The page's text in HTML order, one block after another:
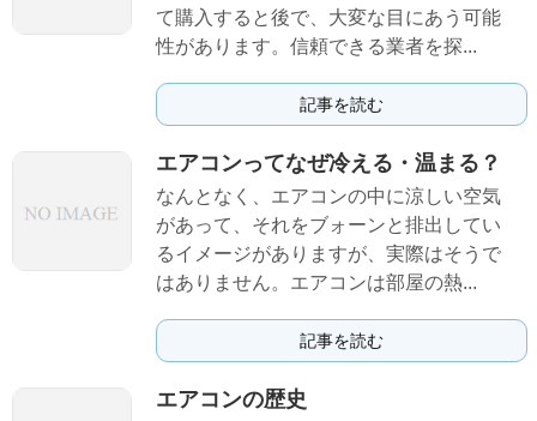
て購入すると後で、大変な目にあう可能
性があります。信頼できる業者を探...
記事を読む
エアコンってなぜ冷える・温まる？
なんとなく、エアコンの中に涼しい空気
があって、それをブォーンと排出してい
るイメージがありますが、実際はそうで
はありません。エアコンは部屋の熱...
記事を読む
エアコンの歴史